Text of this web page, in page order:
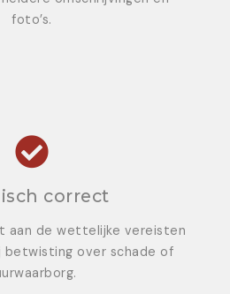
foto’s.
correct
aan de wettelijke vereisten
betwisting over schade of